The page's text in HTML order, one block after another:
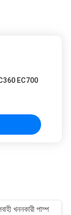
EC700
খননকারী পাম্প